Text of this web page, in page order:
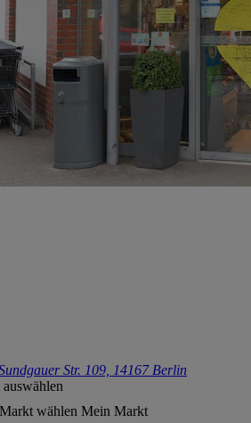
Str. 109, 14167 Berlin
wählen Mein Markt